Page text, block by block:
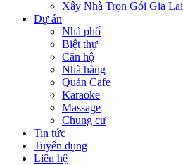
Xây Nhà Trọn Gói Gia Lai
Dự án
Nhà phố
Biệt thự
Căn hộ
Nhà hàng
Quán Cafe
Karaoke
Massage
Chung cư
Tin tức
Tuyển dụng
Liên hệ